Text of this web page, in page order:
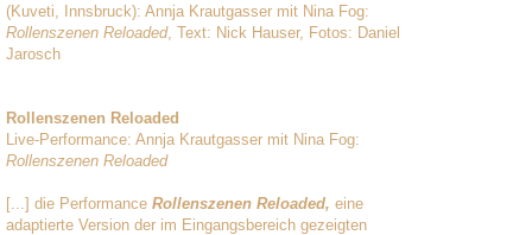
(Kuveti, Innsbruck): Annja Krautgasser mit Nina Fog:
Rollenszenen Reloaded, Text: Nick Hauser, Fotos: Daniel
Jarosch
Rollenszenen Reloaded
Live-Performance: Annja Krautgasser mit Nina Fog:
Rollenszenen Reloaded
[...] die Performance Rollenszenen Reloaded, eine
adaptierte Version der im Eingangsbereich gezeigten